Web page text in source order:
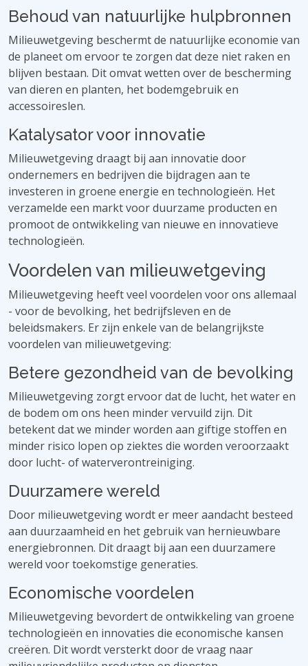
Behoud van natuurlijke hulpbronnen
Milieuwetgeving beschermt de natuurlijke economie van
de planeet om ervoor te zorgen dat deze niet raken en
blijven bestaan. Dit omvat wetten over de bescherming
van dieren en planten, het bodemgebruik en
accessoireslen.
Katalysator voor innovatie
Milieuwetgeving draagt ​​bij aan innovatie door
ondernemers en bedrijven die bijdragen aan te
investeren in groene energie en technologieën. Het
verzamelde een markt voor duurzame producten en
promoot de ontwikkeling van nieuwe en innovatieve
technologieën.
Voordelen van milieuwetgeving
Milieuwetgeving heeft veel voordelen voor ons allemaal
- voor de bevolking, het bedrijfsleven en de
beleidsmakers. Er zijn enkele van de belangrijkste
voordelen van milieuwetgeving:
Betere gezondheid van de bevolking
Milieuwetgeving zorgt ervoor dat de lucht, het water en
de bodem om ons heen minder vervuild zijn. Dit
betekent dat we minder worden aan giftige stoffen en
minder risico lopen op ziektes die worden veroorzaakt
door lucht- of waterverontreiniging.
Duurzamere wereld
Door milieuwetgeving wordt er meer aandacht besteed
aan duurzaamheid en het gebruik van hernieuwbare
energiebronnen. Dit draagt ​​bij aan een duurzamere
wereld voor toekomstige generaties.
Economische voordelen
Milieuwetgeving bevordert de ontwikkeling van groene
technologieën en innovaties die economische kansen
creëren. Dit wordt versterkt door de vraag naar